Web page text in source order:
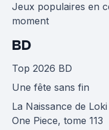
Jeux populaires en
moment
BD
Top 2026 BD
Une fête sans fin
La Naissance de
One Piece, tome 113